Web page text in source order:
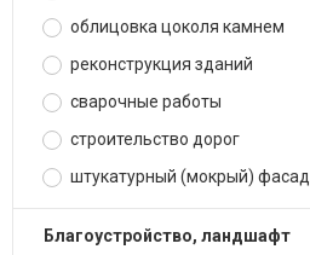
облицовка цоколя камнем
реконструкция зданий
сварочные работы
строительство дорог
штукатурный (мокрый) фасад
благоустройство, ландшафт